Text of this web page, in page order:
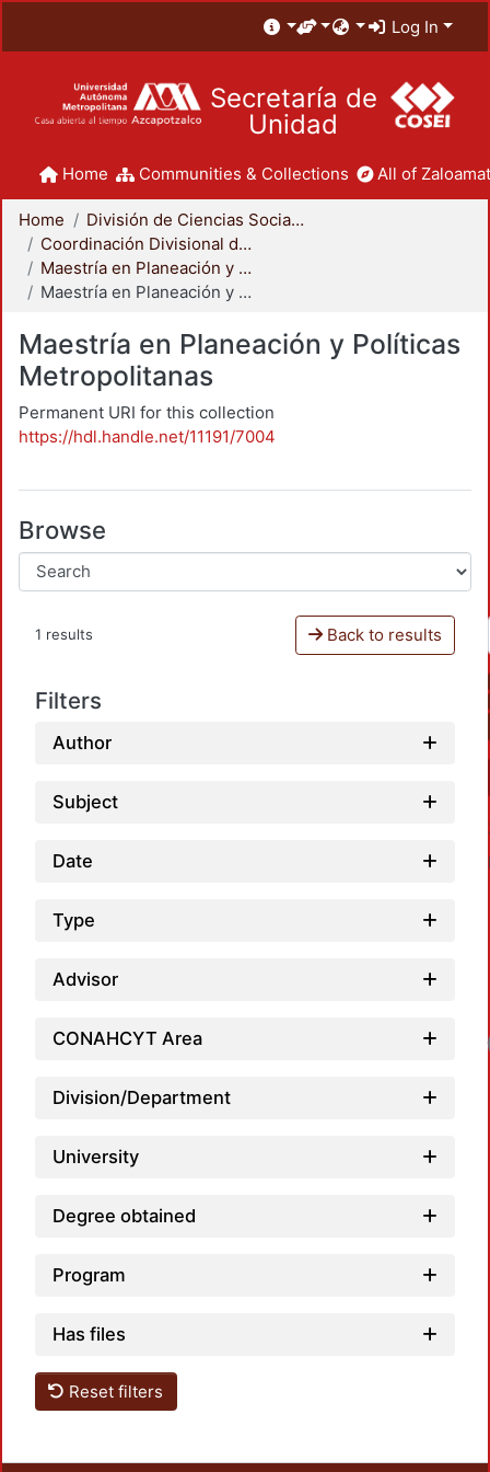
Log In
Secretaría de
Unidad
Home Communities & Collections All of
Home
División de Ciencias Sociales y Humanidades
Coordinación Divisional de Posgrado
Maestría en Planeación y Políticas Metropolitanas
Maestría en Planeación y Políticas Metropolitanas
Maestría en Planeación y Políticas
Metropolitanas
Permanent URI for this collection
https://hdl.handle.net/11191/7004
Browse
1 results Back to results
Filters
Author
Subject
Date
Type
Advisor
CONAHCYT Area
Division/Department
University
Degree obtained
Program
Has files
Reset filters